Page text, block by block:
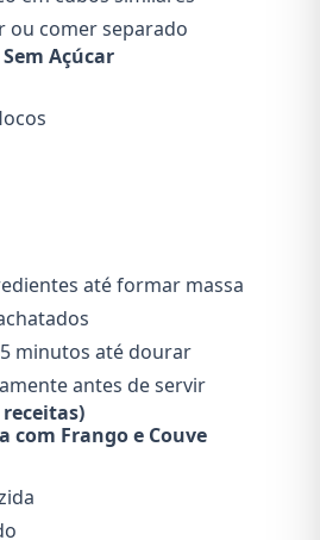
ou comer separado
Açúcar
até formar massa
minutos até dourar
antes de servir
receitas)
com Frango e Couve